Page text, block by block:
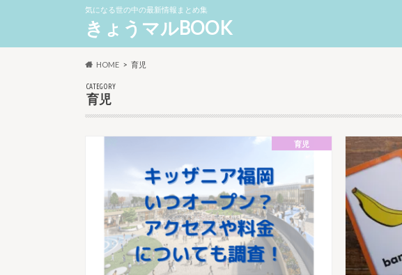
気になる世の中の最新情報まとめ集
きょうマルBOOK
HOME 育児
CATEGORY
育児
育児